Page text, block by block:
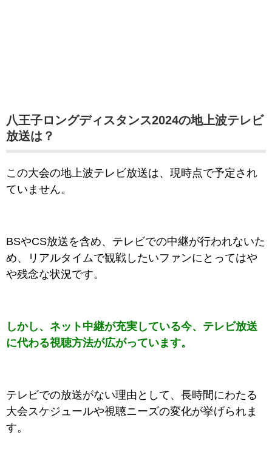
八王子ロングディスタンス2024の地上波テレビ
放送は？
この大会の地上波テレビ放送は、現時点で予定され
ていません。
BSやCS放送を含め、テレビでの中継が行われないた
め、リアルタイムで観戦したいファンにとってはや
や残念な状況です。
しかし、ネット中継が充実している今、テレビ放送
に代わる視聴方法が広がっています。
テレビでの放送がない理由として、長時間にわたる
大会スケジュールや視聴ニーズの変化が挙げられま
す。